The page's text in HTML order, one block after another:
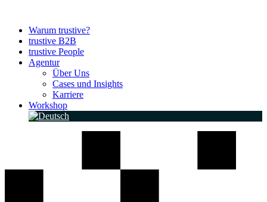
springenWarum trustive?
trustive B2B
trustive People
Agentur
Über Uns
Cases und Insights
Karriere
Workshop